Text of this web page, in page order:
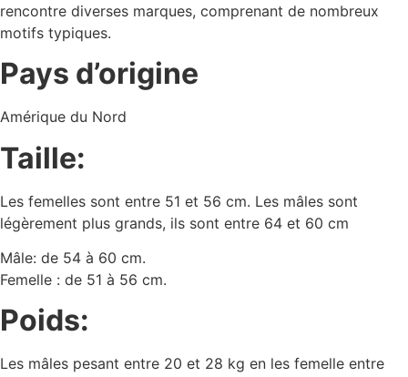
rencontre diverses marques, comprenant de nombreux
motifs typiques.
Pays d’origine
Amérique du Nord
Taille:
Les femelles sont entre 51 et 56 cm. Les mâles sont
légèrement plus grands, ils sont entre 64 et 60 cm
Mâle: de 54 à 60 cm.
Femelle : de 51 à 56 cm.
Poids:
Les mâles pesant entre 20 et 28 kg en les femelle entre